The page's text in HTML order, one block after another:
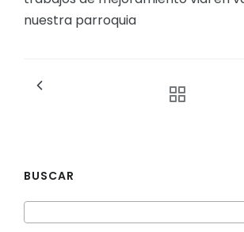
nuestra parroquia
BUSCAR